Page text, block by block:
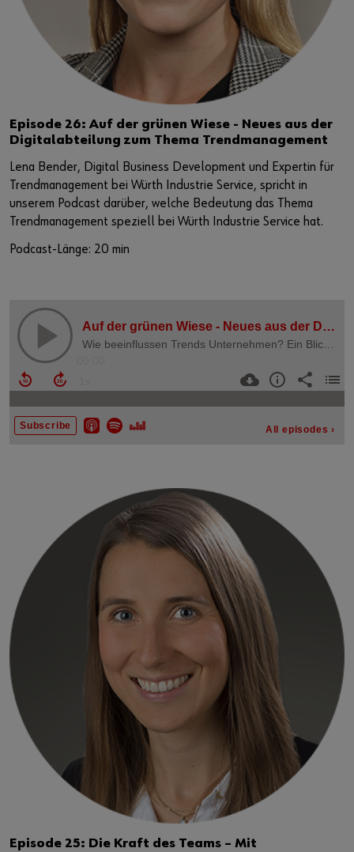
Episode 26: Auf der grünen Wiese - Neues aus der
Digitalabteilung zum Thema Trendmanagement
Lena Bender, Digital Business Development und Expertin für
Trendmanagement bei Würth Industrie Service, spricht in
unserem Podcast darüber, welche Bedeutung das Thema
Trendmanagement speziell bei Würth Industrie Service hat.
Podcast-Länge: 20 min
Episode 25: Die Kraft des Teams – Mit